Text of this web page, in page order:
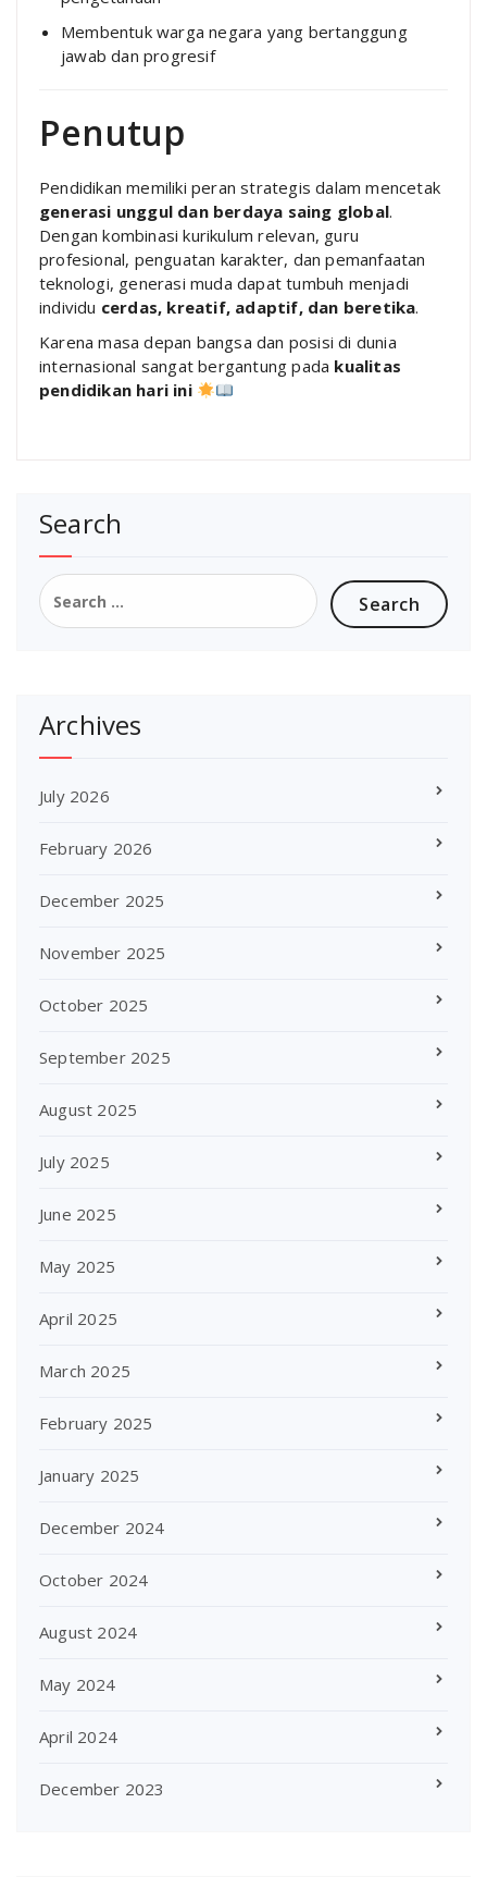
Membentuk warga negara yang bertanggung
jawab dan progresif
Penutup
Pendidikan memiliki peran strategis dalam mencetak
generasi unggul dan berdaya saing global.
Dengan kombinasi kurikulum relevan, guru
profesional, penguatan karakter, dan pemanfaatan
teknologi, generasi muda dapat tumbuh menjadi
individu cerdas, kreatif, adaptif, dan beretika.
Karena masa depan bangsa dan posisi di dunia
internasional sangat bergantung pada kualitas
pendidikan hari ini
Search
Search
for:
Archives
July 2026
February 2026
December 2025
November 2025
October 2025
September 2025
August 2025
July 2025
June 2025
May 2025
April 2025
March 2025
February 2025
January 2025
December 2024
October 2024
August 2024
May 2024
April 2024
December 2023